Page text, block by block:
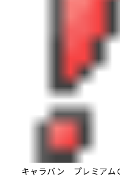
キャラバン プレミアム